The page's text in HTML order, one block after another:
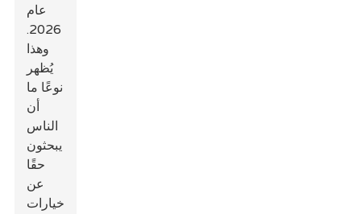
عام
2026.
وهذا
يُظهر
نوعًا ما
أن
الناس
يبحثون
حقًا
عن
خيارات